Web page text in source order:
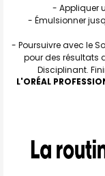
- Appliquer
- Émulsionner
- Poursuivre avec le
pour des résultats
Disciplinant.
L'ORÉAL